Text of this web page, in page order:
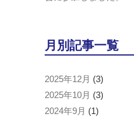
月別記事一覧
2025年12月 (3)
2025年10月 (3)
2024年9月 (1)